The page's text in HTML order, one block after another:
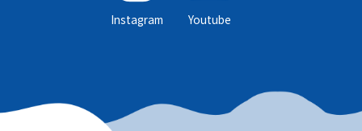
Instagram Youtube